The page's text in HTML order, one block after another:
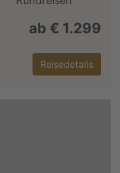
ab € 1.299
Reisedetails